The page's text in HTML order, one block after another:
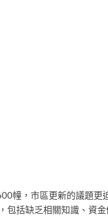
幢，市區更新的議題
括缺乏相關知識、資